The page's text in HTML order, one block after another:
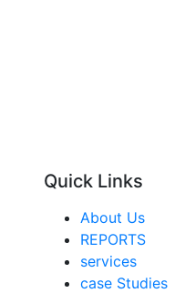
Quick Links
About Us
REPORTS
services
case Studies